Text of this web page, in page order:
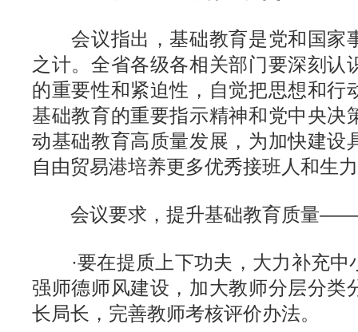
会议指出，基础教育是党和国家
之计。全省各级各相关部门要深刻认
的重要性和紧迫性，自觉把思想和行
基础教育的重要指示精神和党中央决
动基础教育高质量发展，为加快建设
自由贸易港培养更多优秀接班人和生
会议要求，提升基础教育质量——
·要在提质上下功夫，大力补充中
强师德师风建设，加大教师分层分类
长局长，完善教师考核评价办法。